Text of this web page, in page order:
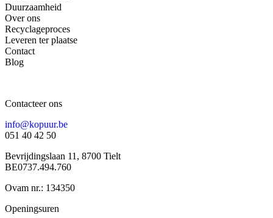
Duurzaamheid
Over ons
Recyclageproces
Leveren ter plaatse
Contact
Blog
Contacteer ons
info@kopuur.be
051 40 42 50
Bevrijdingslaan 11, 8700 Tielt
BE0737.494.760
Ovam nr.: 134350
Openingsuren